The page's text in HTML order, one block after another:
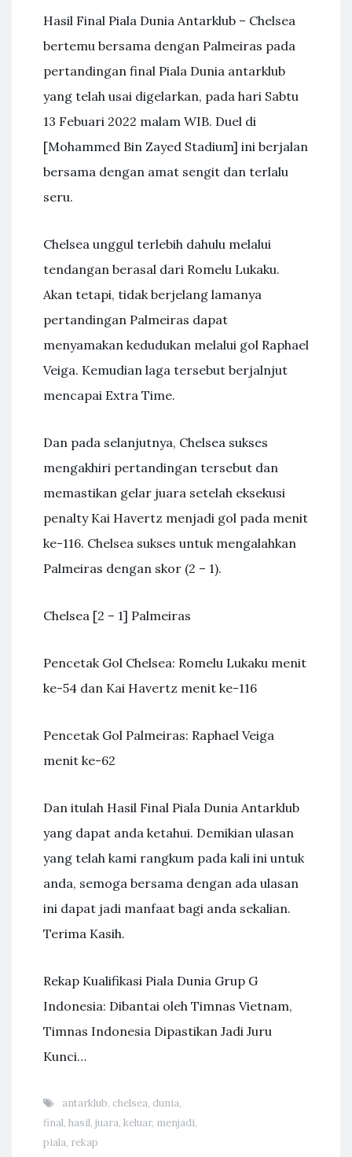
Hasil Final Piala Dunia Antarklub – Chelsea
bertemu bersama dengan Palmeiras pada
pertandingan final Piala Dunia antarklub
yang telah usai digelarkan, pada hari Sabtu
13 Febuari 2022 malam WIB. Duel di
[Mohammed Bin Zayed Stadium] ini berjalan
bersama dengan amat sengit dan terlalu
seru.
Chelsea unggul terlebih dahulu melalui
tendangan berasal dari Romelu Lukaku.
Akan tetapi, tidak berjelang lamanya
pertandingan Palmeiras dapat
menyamakan kedudukan melalui gol Raphael
Veiga. Kemudian laga tersebut berjalnjut
mencapai Extra Time.
Dan pada selanjutnya, Chelsea sukses
mengakhiri pertandingan tersebut dan
memastikan gelar juara setelah eksekusi
penalty Kai Havertz menjadi gol pada menit
ke-116. Chelsea sukses untuk mengalahkan
Palmeiras dengan skor (2 – 1).
Chelsea [2 – 1] Palmeiras
Pencetak Gol Chelsea: Romelu Lukaku menit
ke-54 dan Kai Havertz menit ke-116
Pencetak Gol Palmeiras: Raphael Veiga
menit ke-62
Dan itulah Hasil Final Piala Dunia Antarklub
yang dapat anda ketahui. Demikian ulasan
yang telah kami rangkum pada kali ini untuk
anda, semoga bersama dengan ada ulasan
ini dapat jadi manfaat bagi anda sekalian.
Terima Kasih.
Rekap Kualifikasi Piala Dunia Grup G
Indonesia: Dibantai oleh Timnas Vietnam,
Timnas Indonesia Dipastikan Jadi Juru
Kunci…
antarklub, chelsea, dunia,
final, hasil, juara, keluar, menjadi,
piala, rekap